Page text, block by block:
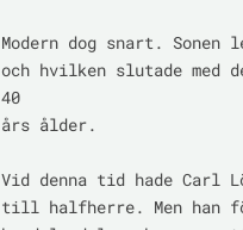
Modern dog snart. Sonen
och hvilken slutade med
40
års ålder.
Vid denna tid hade Carl
till halfherre. Men han